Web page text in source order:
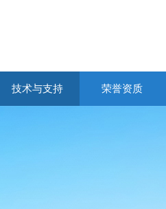
技术与支持 荣誉资质